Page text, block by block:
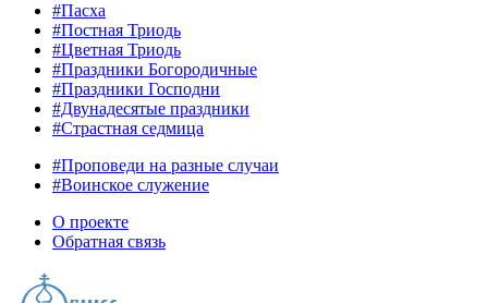
#Пасха
#Постная Триодь
#Цветная Триодь
#Праздники Богородичные
#Праздники Господни
#Двунадесятые праздники
#Страстная седмица
#Проповеди на разные случаи
#Воинское служение
О проекте
Обратная связь